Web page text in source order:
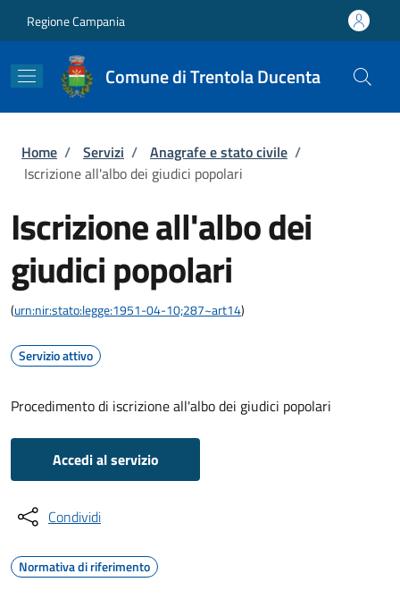
Regione Campania
Comune di Trentola Ducenta
Briciole di pane
Home / Servizi / Anagrafe e stato civile /
Iscrizione all'albo dei giudici popolari
Iscrizione all'albo dei
giudici popolari
(urn:nir:stato:legge:1951-04-10;287~art14)
Servizio attivo
Procedimento di iscrizione all'albo dei giudici popolari
Accedi al servizio
Condividi
Normativa di riferimento